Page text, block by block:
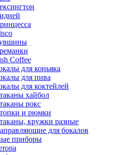
Coffee
для коньяка
для пива
для коктейлей
хайбол
рокс
и рюмки
кружки разные
для бокалов
приборы